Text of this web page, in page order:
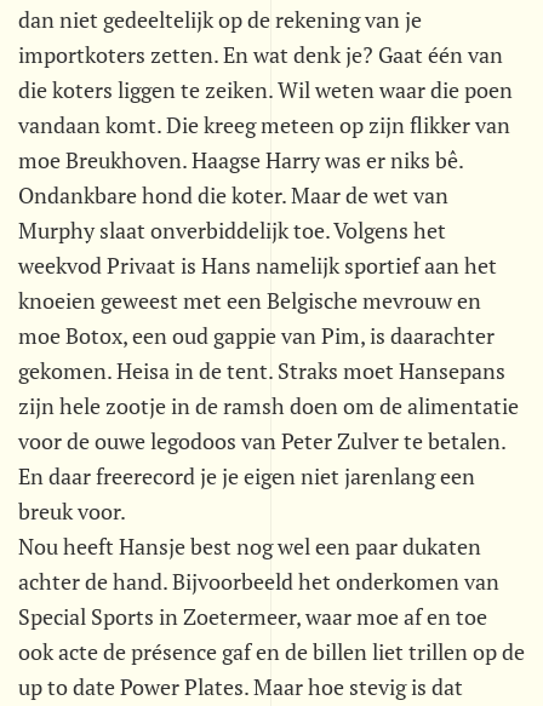
dan niet gedeeltelijk op de rekening van je
importkoters zetten. En wat denk je? Gaat één van
die koters liggen te zeiken. Wil weten waar die poen
vandaan komt. Die kreeg meteen op zijn flikker van
moe Breukhoven. Haagse Harry was er niks bê.
Ondankbare hond die koter. Maar de wet van
Murphy slaat onverbiddelijk toe. Volgens het
weekvod Privaat is Hans namelijk sportief aan het
knoeien geweest met een Belgische mevrouw en
moe Botox, een oud gappie van Pim, is daarachter
gekomen. Heisa in de tent. Straks moet Hansepans
zijn hele zootje in de ramsh doen om de alimentatie
voor de ouwe legodoos van Peter Zulver te betalen.
En daar freerecord je je eigen niet jarenlang een
breuk voor.
Nou heeft Hansje best nog wel een paar dukaten
achter de hand. Bijvoorbeeld het onderkomen van
Special Sports in Zoetermeer, waar moe af en toe
ook acte de présence gaf en de billen liet trillen op de
up to date Power Plates. Maar hoe stevig is dat